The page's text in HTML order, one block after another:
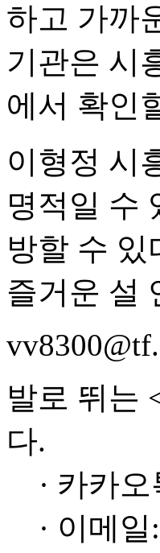
하고 가까
기관은 시
에서 확인
이형정 시
명적일 수
방할 수
즐거운 설
발로 뛰는
다.
· 카카
· 이메일: